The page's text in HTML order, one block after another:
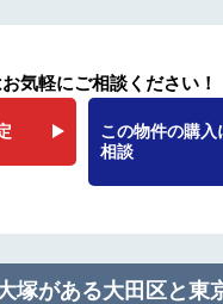
気軽にご相談ください！
この物件の購入
相談
塚がある大田区と東